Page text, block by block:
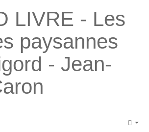
LIVRE - Les
paysannes
- Jean-